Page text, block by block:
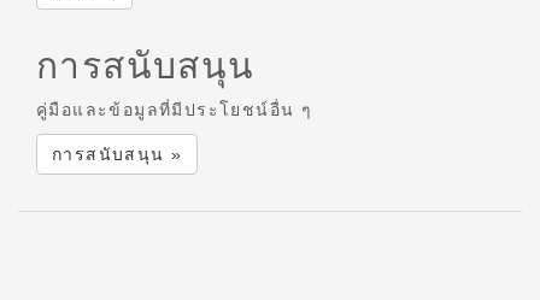
การสนับสนุน
คู่มือและข้อมูลที่มีประโยชน์อื่น ๆ
การสนับสนุน »